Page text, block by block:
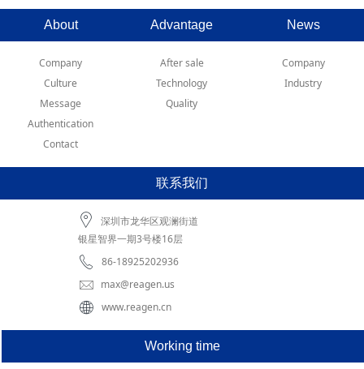
About
Company
Culture
Message
Authentication
Contact
Advantage
After sale
Technology
Quality
News
Company
Industry
联系我们
深圳市龙华区观澜街道
银星智界一期3号楼16层
86-18925202936
max@reagen.us
www.reagen.cn
Working time